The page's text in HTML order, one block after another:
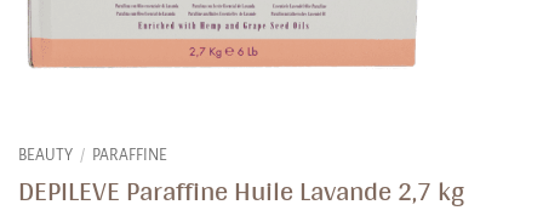
BEAUTY / PARAFFINE
DEPILEVE Paraffine Huile Lavande 2,7 kg